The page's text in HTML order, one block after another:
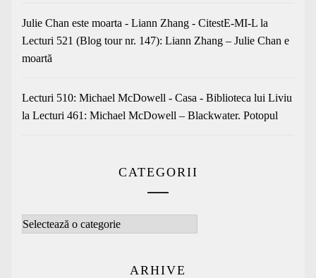
Julie Chan este moarta - Liann Zhang - CitestE-MI-L la
Lecturi 521 (Blog tour nr. 147): Liann Zhang – Julie Chan e
moartă
Lecturi 510: Michael McDowell - Casa - Biblioteca lui Liviu
la Lecturi 461: Michael McDowell – Blackwater. Potopul
CATEGORII
Categorii
ARHIVE